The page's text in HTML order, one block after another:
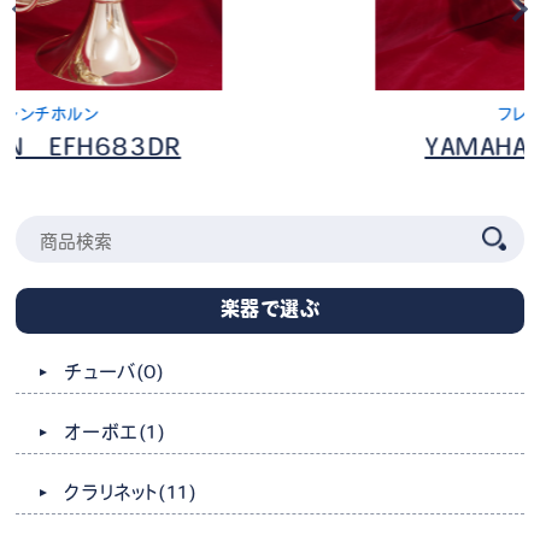
楽器で選ぶ
チューバ(0)
オーボエ (1)
クラリネット(11)
YAMAHA YHR-567D